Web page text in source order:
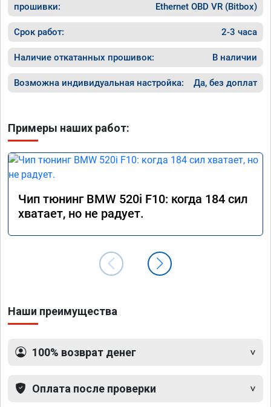
прошивки:
Ethernet OBD VR (Bitbox)
Срок работ: 2-3 часа
Наличие откатанных прошивок: В наличии
Возможна индивидуальная настройка: Да, без доплат
Примеры наших работ:
Чип тюнинг BMW 520i F10: когда 184 сил
хватает, но не радует.
Наши преимущества
100% возврат денег
Оплата после проверки